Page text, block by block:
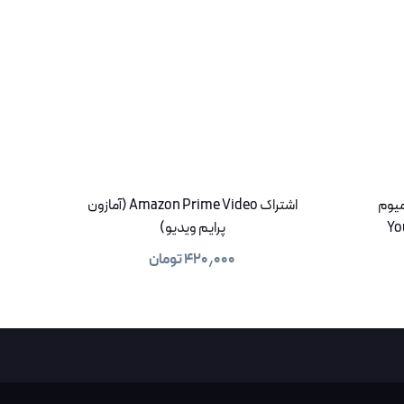
اشتراک Amazon Prime Video (آمازون
پرایم ویدیو)
۴۲۰٫۰۰۰تومان